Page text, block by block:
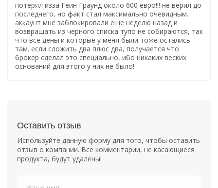
потерял изза Геин Граунд около 600 евро!!! не верил до
последнего, но факт стал максимально очевидным..
аккаунт мне заблокировали еще неделю назад и
возвращать из черного списка тупо не собираются, так
что все деньги которые у меня были тоже остались
там. если сложить два плюс два, получается что
брокер сделал это специально, ибо никаких веских
оснований для этого у них не было!
Оставить отзыв
Используйте данную форму для того, чтобы оставить
отзыв о компании. Все комментарии, не касающиеся
продукта, будут удалены!